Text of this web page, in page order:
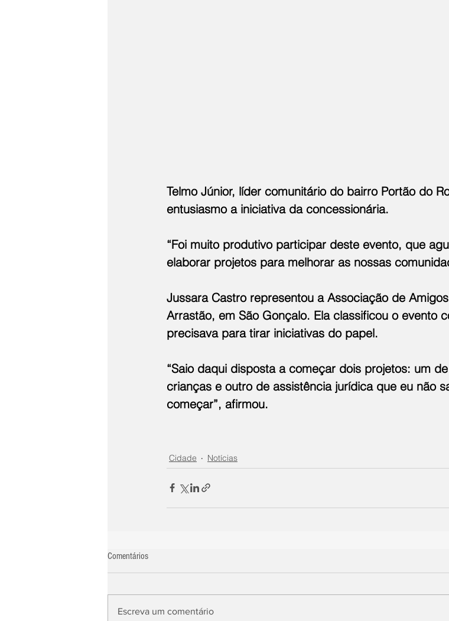
Telmo Júnior, líder comunitário do bairro Portão do
entusiasmo a iniciativa da concessionária.
“Foi muito produtivo participar deste evento, que
elaborar projetos para melhorar as nossas
Jussara Castro representou a Associação de
Arrastão, em São Gonçalo. Ela classificou o evento
precisava para tirar iniciativas do papel.
“Saio daqui disposta a começar dois projetos: um
crianças e outro de assistência jurídica que eu não
começar”, afirmou.
Cidade Notícias
Comentários
Escreva um comentário